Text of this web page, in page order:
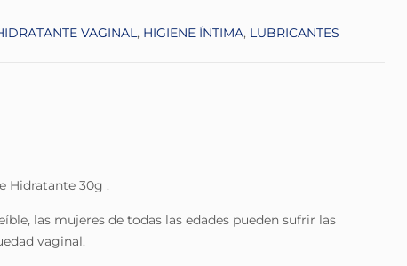
VAGINAL, HIGIENE ÍNTIMA, LUBRICANTES
Hidratante 30g .
las mujeres de todas las edades pueden sufrir las
vaginal.